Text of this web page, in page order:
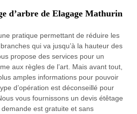
d’arbre de Elagage Mathurin
pratique permettant de réduire les
qui va jusqu’à la hauteur des
propose des services pour un
aux règles de l’art. Mais avant tout,
amples informations pour pouvoir
d’opération est déconseillé pour
vous fournissons un devis étêtage
est gratuite et sans